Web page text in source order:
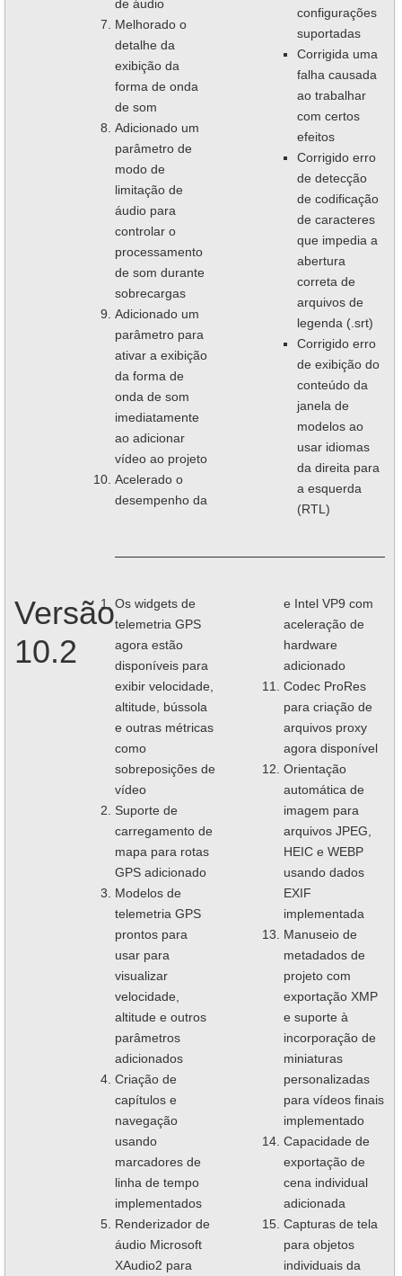
de áudio
Melhorado o
detalhe da
exibição da
forma de onda
de som
Adicionado um
parâmetro de
modo de
limitação de
áudio para
controlar o
processamento
de som durante
sobrecargas
Adicionado um
parâmetro para
ativar a exibição
da forma de
onda de som
imediatamente
ao adicionar
vídeo ao projeto
Acelerado o
desempenho da
configurações
suportadas
Corrigida uma
falha causada
ao trabalhar
com certos
efeitos
Corrigido erro
de detecção
de codificação
de caracteres
que impedia a
abertura
correta de
arquivos de
legenda (.srt)
Corrigido erro
de exibição do
conteúdo da
janela de
modelos ao
usar idiomas
da direita para
a esquerda
(RTL)
Versão
10.2
Os widgets de
telemetria GPS
agora estão
disponíveis para
exibir velocidade,
altitude, bússola
e outras métricas
como
sobreposições de
vídeo
Suporte de
carregamento de
mapa para rotas
GPS adicionado
Modelos de
telemetria GPS
prontos para
usar para
visualizar
velocidade,
altitude e outros
parâmetros
adicionados
Criação de
capítulos e
navegação
usando
marcadores de
linha de tempo
implementados
Renderizador de
áudio Microsoft
XAudio2 para
e Intel VP9 com
aceleração de
hardware
adicionado
Codec ProRes
para criação de
arquivos proxy
agora disponível
Orientação
automática de
imagem para
arquivos JPEG,
HEIC e WEBP
usando dados
EXIF
implementada
Manuseio de
metadados de
projeto com
exportação XMP
e suporte à
incorporação de
miniaturas
personalizadas
para vídeos finais
implementado
Capacidade de
exportação de
cena individual
adicionada
Capturas de tela
para objetos
individuais da